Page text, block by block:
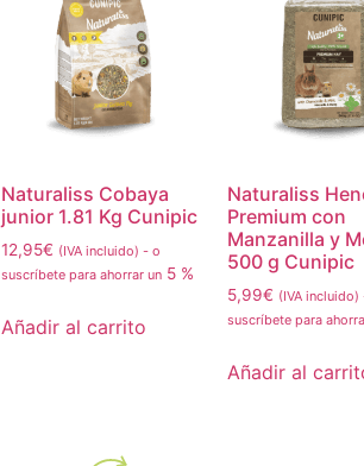
Naturaliss Cobaya
junior 1.81 Kg Cunipic
12,95€ (IVA incluido) - o
suscríbete para ahorrar un 5 %
Añadir al carrito
Naturaliss
Premium con
Manzanilla y
500 g Cunipic
5,99€ (IVA incluido)
suscríbete para
Añadir al